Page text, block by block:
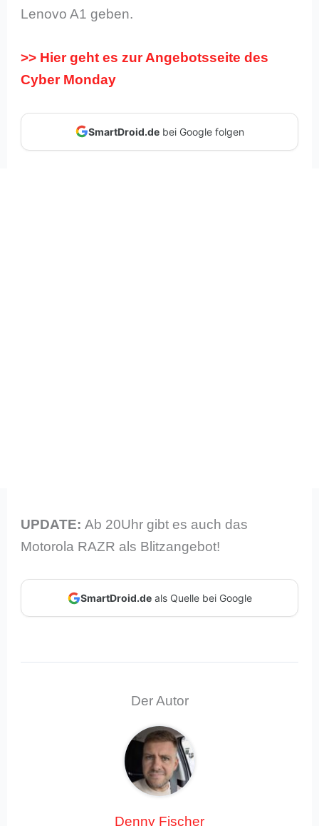
Lenovo A1 geben.
>> Hier geht es zur Angebotsseite des
Cyber Monday
SmartDroid.debei Google folgen
UPDATE:Ab 20Uhr gibt es auch das
Motorola RAZR als Blitzangebot!
SmartDroid.deals Quelle bei Google
Der Autor
Denny Fischer